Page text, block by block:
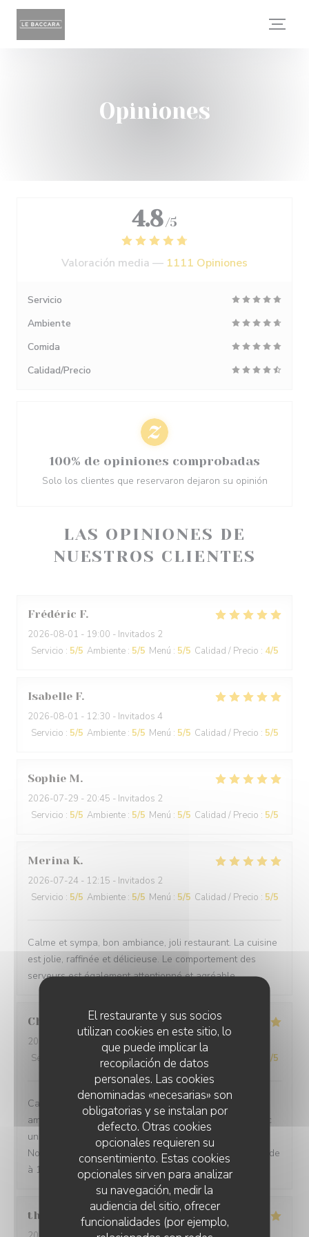
Personalización de sus opciones de cookies
El restaurante y sus socios
utilizan cookies en este sitio, lo
que puede implicar la
recopilación de datos
personales. Las cookies
denominadas «necesarias» son
obligatorias y se instalan por
defecto. Otras cookies
opcionales requieren su
consentimiento. Estas cookies
opcionales sirven para analizar
su navegación, medir la
audiencia del sitio, ofrecer
funcionalidades (por ejemplo,
Opiniones
LAS OPINIONES DE
NUESTROS CLIENTES
Frédéric F
2026-08-01 - 19:00 - Invitados 2
Servicio : 5/5 Ambiente : 5/5 Menú : 5/5 Calidad / Precio : 4/5
Isabelle F
2026-08-01 - 12:30 - Invitados 4
Servicio : 5/5 Ambiente : 5/5 Menú : 5/5 Calidad / Precio : 5/5
Sophie M
2026-07-29 - 20:45 - Invitados 2
Servicio : 5/5 Ambiente : 5/5 Menú : 5/5 Calidad / Precio : 5/5
Merina K
2026-07-24 - 12:15 - Invitados 2
Servicio : 5/5 Ambiente : 5/5 Menú : 5/5 Calidad / Precio : 5/5
Calme et sympa, bon ambiance, joli restaurant. La cuisine
est jolie, raffinée et délicieuse. Le comportement des
serveurs est également attentionné et agréable.
Chevalier C
2026-07-27
- 12:30 - Invitados 2
Servicio
Ambiente: 5/5 Menú: 5/5 Calidad / Precio /5
Cadre très agréable, accueil discret et chaleureux,
amabilité du serveur, repas excellent et savoureux avec
une touche d'originalité et une excellente présentation.
Nous sommes enchantées de notre choix. Je recommande
à 100/100. Merci
thurl
4.8 /5
Valoración media — 1111 Opiniones
Servicio
Ambiente
Comida
Calidad/Precio
100% de opiniones comprobadas
Solo los clientes que reservaron dejaron su opinión